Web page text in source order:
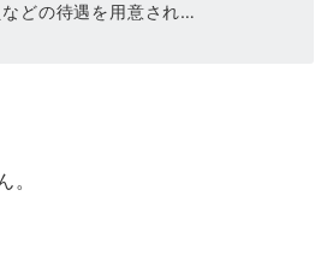
どの待遇を用意され…
。